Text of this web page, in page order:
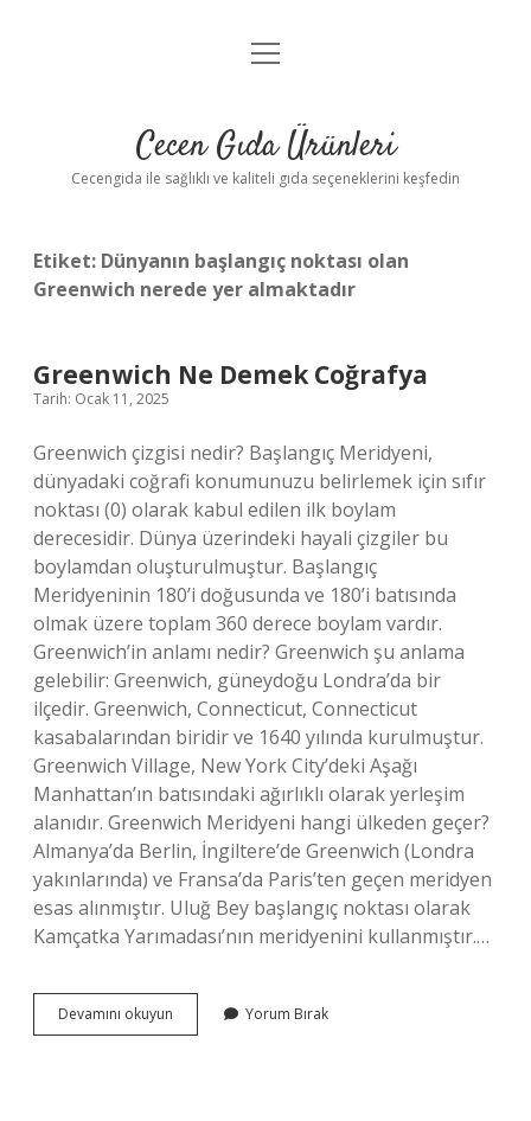
Anasayfa
Yasal Uyarı
menüyü
Cecen Gıda Ürünleri
Cecengida ile sağlıklı ve kaliteli gıda seçeneklerini keşfedin
Etiket: Dünyanın başlangıç noktası olan
Greenwich nerede yer almaktadır
Greenwich Ne Demek Coğrafya
Tarih: Ocak 11, 2025
Greenwich çizgisi nedir? Başlangıç ​​Meridyeni,
dünyadaki coğrafi konumunuzu belirlemek için sıfır
noktası (0) olarak kabul edilen ilk boylam
derecesidir. Dünya üzerindeki hayali çizgiler bu
boylamdan oluşturulmuştur. Başlangıç ​​
Meridyeninin 180’i doğusunda ve 180’i batısında
olmak üzere toplam 360 derece boylam vardır.
Greenwich’in anlamı nedir? Greenwich şu anlama
gelebilir: Greenwich, güneydoğu Londra’da bir
ilçedir. Greenwich, Connecticut, Connecticut
kasabalarından biridir ve 1640 yılında kurulmuştur.
Greenwich Village, New York City’deki Aşağı
Manhattan’ın batısındaki ağırlıklı olarak yerleşim
alanıdır. Greenwich Meridyeni hangi ülkeden geçer?
Almanya’da Berlin, İngiltere’de Greenwich (Londra
yakınlarında) ve Fransa’da Paris’ten geçen meridyen
esas alınmıştır. Uluğ Bey başlangıç ​​noktası olarak
Kamçatka Yarımadası’nın meridyenini kullanmıştır.…
Devamını okuyun Greenwich
Ne
Yorum Bırak